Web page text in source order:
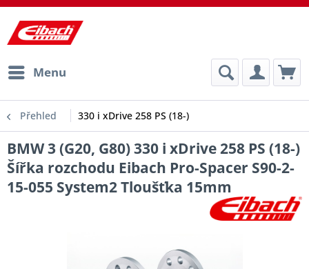
Menu
Přehled 330 i xDrive 258 PS (18-)
BMW 3 (G20, G80) 330 i xDrive 258 PS (18-)
Šířka rozchodu Eibach Pro-Spacer S90-2-
15-055 System2 Tloušťka 15mm